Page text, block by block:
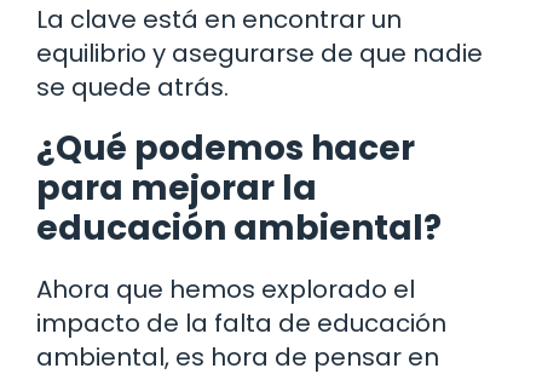
La clave está en encontrar un
equilibrio y asegurarse de que nadie
se quede atrás.
¿Qué podemos hacer
para mejorar la
educación ambiental?
Ahora que hemos explorado el
impacto de la falta de educación
ambiental, es hora de pensar en